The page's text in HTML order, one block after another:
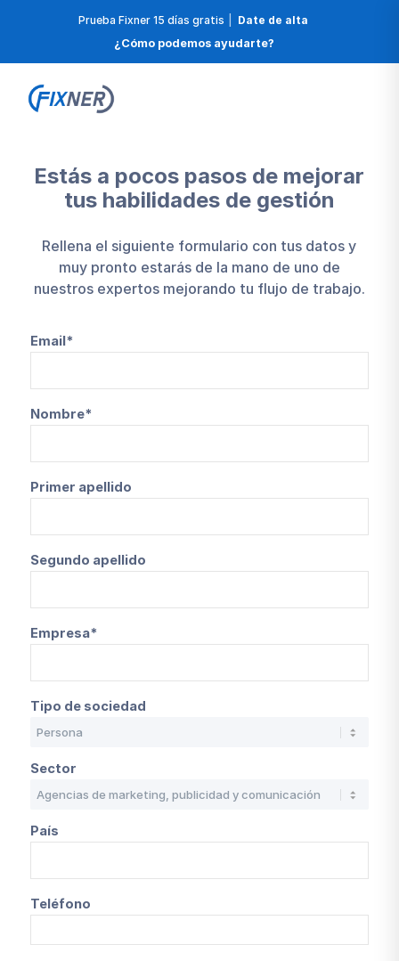
Prueba Fixner 15 días gratis
Date de alta
¿Cómo podemos ayudarte?
Estás a pocos pasos de mejorar
tus habilidades de gestión
Rellena el siguiente formulario con tus datos y
muy pronto estarás de la mano de uno de
nuestros expertos mejorando tu flujo de trabajo.
Email*
Nombre*
Primer apellido
Segundo apellido
Empresa*
Tipo de sociedad
Sector
País
Teléfono